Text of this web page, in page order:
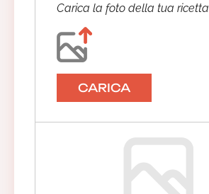
Carica la foto della tua ricetta
CARICA